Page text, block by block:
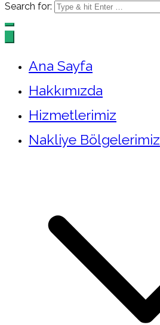
Search for:
Ana Sayfa
Hakkımızda
Hizmetlerimiz
Nakliye Bölgelerimiz